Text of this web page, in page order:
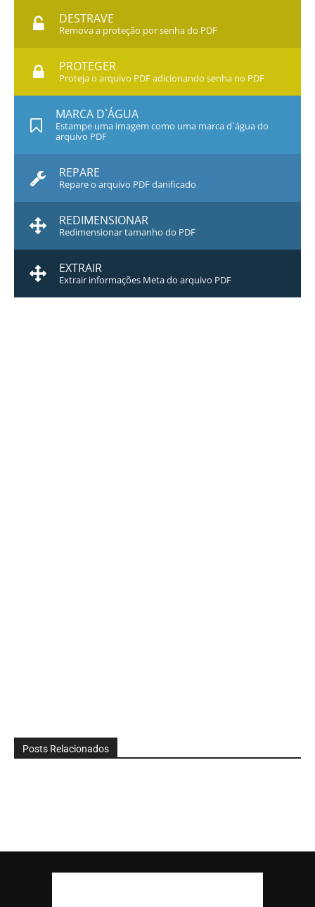
DESTRAVE
Remova a proteção por senha do PDF
PROTEGER
Proteja o arquivo PDF adicionando senha no PDF
MARCA D`ÁGUA
Estampe uma imagem como uma marca d`água do
arquivo PDF
REPARE
Repare o arquivo PDF danificado
REDIMENSIONAR
Redimensionar tamanho do PDF
EXTRAIR
Extrair informações Meta do arquivo PDF
Posts Relacionados